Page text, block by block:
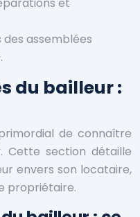
assemblées
du bailleur :
de connaître
Cette section détaille
envers son locataire,
propriétaire.